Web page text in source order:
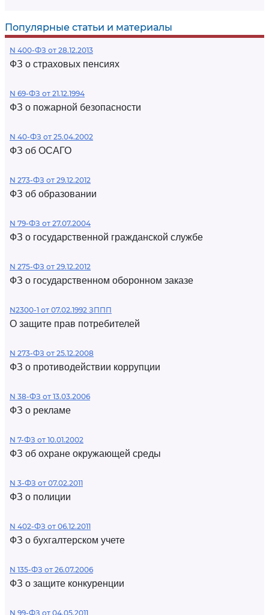
Популярные статьи и материалы
N 400-ФЗ от 28.12.2013
ФЗ о страховых пенсиях
N 69-ФЗ от 21.12.1994
ФЗ о пожарной безопасности
N 40-ФЗ от 25.04.2002
ФЗ об ОСАГО
N 273-ФЗ от 29.12.2012
ФЗ об образовании
N 79-ФЗ от 27.07.2004
ФЗ о государственной гражданской службе
N 275-ФЗ от 29.12.2012
ФЗ о государственном оборонном заказе
N2300-1 от 07.02.1992 ЗППП
О защите прав потребителей
N 273-ФЗ от 25.12.2008
ФЗ о противодействии коррупции
N 38-ФЗ от 13.03.2006
ФЗ о рекламе
N 7-ФЗ от 10.01.2002
ФЗ об охране окружающей среды
N 3-ФЗ от 07.02.2011
ФЗ о полиции
N 402-ФЗ от 06.12.2011
ФЗ о бухгалтерском учете
N 135-ФЗ от 26.07.2006
ФЗ о защите конкуренции
N 99-ФЗ от 04.05.2011